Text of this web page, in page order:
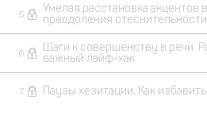
5
Умелая расстановка акцентов
преодоления
6
Шаги к совершенству в речи.
важный лайф-хак
7 Паузы хезитации. Как